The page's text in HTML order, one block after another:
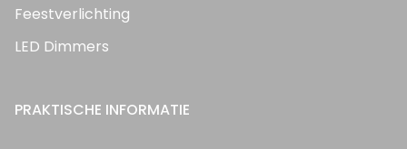
Feestverlichting
LED Dimmers
PRAKTISCHE INFORMATIE